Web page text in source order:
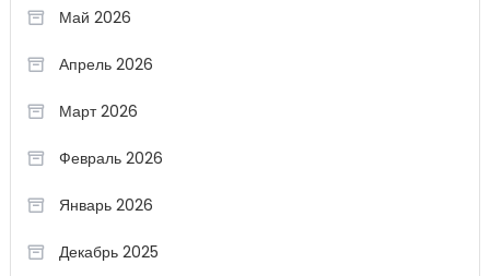
Май 2026
Апрель 2026
Март 2026
Февраль 2026
Январь 2026
Декабрь 2025